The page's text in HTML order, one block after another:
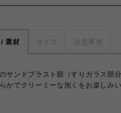
素材 サイズ 注意事項
サンドブラスト部（すりガラス部
かでクリーミーな泡くをお楽しみい